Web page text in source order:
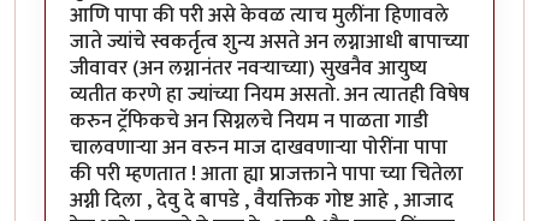
आणि पापा की परी असे केवळ त्याच मुलींना हिणावले
जाते ज्यांचे स्वकर्तृत्व शुन्य असते अन लग्नाआधी बापाच्या
जीवावर (अन लग्नानंतर नवर्‍याच्या) सुखनैव आयुष्य
व्यतीत करणे हा ज्यांच्या नियम असतो. अन त्यातही विषेष
करुन ट्रॅफिकचे अन सिग्नलचे नियम न पाळता गाडी
चालवणार्‍या अन वरुन माज दाखवणार्‍या पोरींना पापा
की परी म्हणतात ! आता ह्या प्राजक्ताने पापा च्या चितेला
अग्नी दिला , देवु दे बापडे , वैयक्तिक गोष्ट आहे , आजाद